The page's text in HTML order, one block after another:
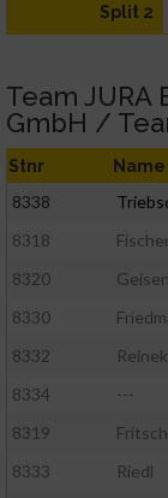
Split 2
Team
GmbH /
Stnr Name
8338
8318
8320
8330
8332
8334
---
8319
Fritsch
8333
Riedl